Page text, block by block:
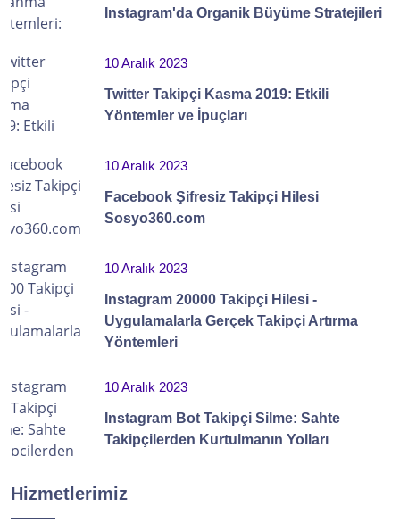
Instagram'da Organik Büyüme Stratejileri
10 Aralık 2023
Twitter Takipçi Kasma 2019: Etkili
Yöntemler ve İpuçları
10 Aralık 2023
Facebook Şifresiz Takipçi Hilesi
Sosyo360.com
10 Aralık 2023
Instagram 20000 Takipçi Hilesi -
Uygulamalarla Gerçek Takipçi Artırma
Yöntemleri
10 Aralık 2023
Instagram Bot Takipçi Silme: Sahte
Takipçilerden Kurtulmanın Yolları
Hizmetlerimiz